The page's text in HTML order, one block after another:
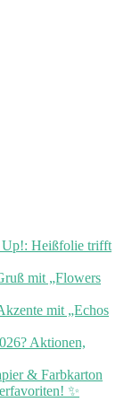
Up!: Heißfolie trifft
mit „Flowers
mit „Echos
Aktionen,
& Farbkarton
✨